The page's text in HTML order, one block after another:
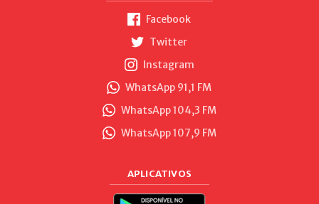
Facebook
Twitter
Instagram
WhatsApp 91,1 FM
WhatsApp 104,3 FM
WhatsApp 107,9 FM
APLICATIVOS